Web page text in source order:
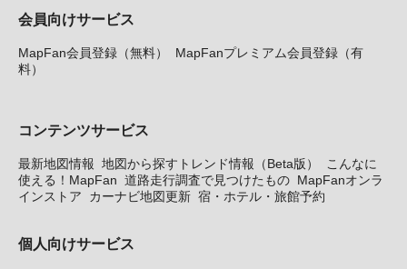
会員向けサービス
MapFan会員登録（無料）
MapFanプレミアム会員登録（有
料）
コンテンツサービス
最新地図情報 地図から探すトレンド情報（Beta版）
こんなに
使える！MapFan 道路走行調査で見つけたもの MapFanオンラ
インストア
カーナビ地図更新 宿・ホテル・旅館予約
個人向けサービス